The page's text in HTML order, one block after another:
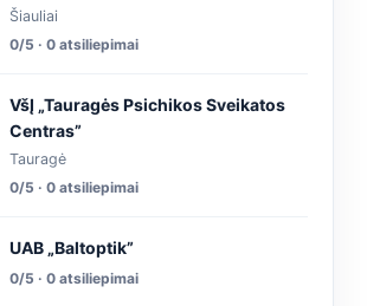
Šiauliai
0/5 · 0 atsiliepimai
VšĮ „Tauragės Psichikos Sveikatos
Centras”
Tauragė
0/5 · 0 atsiliepimai
UAB „Baltoptik”
0/5 · 0 atsiliepimai